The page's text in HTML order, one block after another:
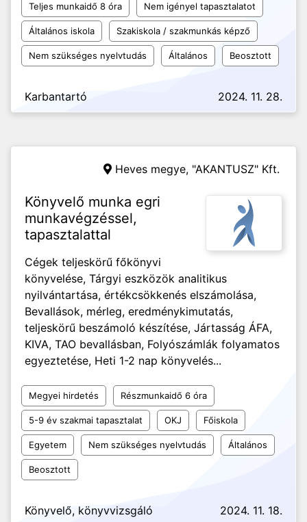
Teljes munkaidő 8 óra Nem igényel tapasztalatot
Általános iskola Szakiskola / szakmunkás képző
Nem szükséges nyelvtudás Általános Beosztott
Karbantartó 2024. 11. 28.
Heves megye, "AKANTUSZ" Kft.
Könyvelő munka egri
munkavégzéssel,
tapasztalattal
Cégek teljeskörű főkönyvi
könyvelése, Tárgyi eszközök analitikus
nyilvántartása, értékcsökkenés elszámolása,
Bevallások, mérleg, eredménykimutatás,
teljeskörű beszámoló készítése, Jártasság ÁFA,
KIVA, TAO bevallásban, Folyószámlák folyamatos
egyeztetése, Heti 1-2 nap könyvelés...
Megyei hirdetés Részmunkaidő 6 óra
5-9 év szakmai tapasztalat OKJ Főiskola
Egyetem Nem szükséges nyelvtudás Általános
Beosztott
Könyvelő, könyvvizsgáló 2024. 11. 18.